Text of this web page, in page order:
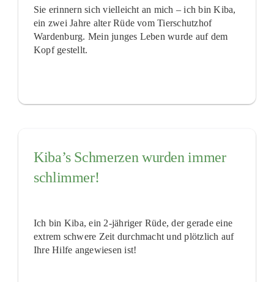
Sie erinnern sich vielleicht an mich – ich bin Kiba,
ein zwei Jahre alter Rüde vom Tierschutzhof
Wardenburg. Mein junges Leben wurde auf dem
Kopf gestellt.
Kiba’s Schmerzen wurden immer
schlimmer!
Ich bin Kiba, ein 2-jähriger Rüde, der gerade eine
extrem schwere Zeit durchmacht und plötzlich auf
Ihre Hilfe angewiesen ist!